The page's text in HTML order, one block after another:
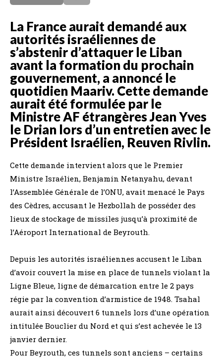
La France aurait demandé aux
autorités israéliennes de
s’abstenir d’attaquer le Liban
avant la formation du prochain
gouvernement, a annoncé le
quotidien Maariv. Cette demande
aurait été formulée par le
Ministre AF étrangères Jean Yves
le Drian lors d’un entretien avec le
Président Israélien, Reuven Rivlin.
Cette demande intervient alors que le Premier
Ministre Israélien, Benjamin Netanyahu, devant
l’Assemblée Générale de l’ONU, avait menacé le Pays
des Cèdres, accusant le Hezbollah de posséder des
lieux de stockage de missiles jusqu’à proximité de
l’Aéroport International de Beyrouth.
Depuis les autorités israéliennes accusent le Liban
d’avoir couvert la mise en place de tunnels violant la
Ligne Bleue, ligne de démarcation entre le 2 pays
régie par la convention d’armistice de 1948. Tsahal
aurait ainsi découvert 6 tunnels lors d’une opération
intitulée Bouclier du Nord et qui s’est achevée le 13
janvier dernier.
Pour Beyrouth, ces tunnels sont anciens – certains